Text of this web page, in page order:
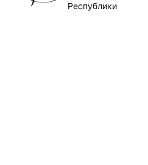
Республики